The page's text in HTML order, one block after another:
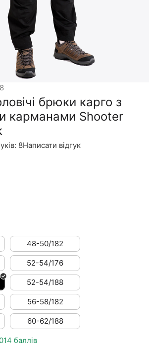
брюки карго з
карманами Shooter
8Написати відгук
48-50/182
52-54/176
52-54/188
56-58/182
60-62/188
баллів